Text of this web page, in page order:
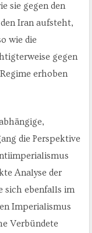
sie gegen den
Iran aufsteht,
wie die
gegen
erhoben
die Perspektive
Analyse der
sich ebenfalls im
Imperialismus
Verbündete